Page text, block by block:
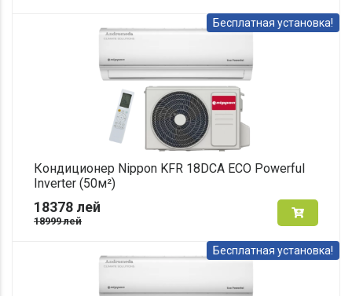
Бесплатная установка!
Кондиционер Nippon KFR 18DCA ECO Powerful
Inverter (50м²)
18378 лей
18999лей
Бесплатная установка!